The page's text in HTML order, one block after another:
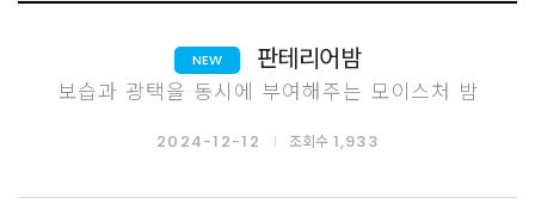
NEW 판테리어밤
보습과 광택을 동시에 부여해주는 모이스처 밤
2024-12-12 조회수 1,933